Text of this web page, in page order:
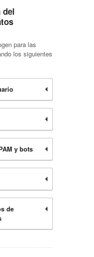
del
para las
los siguientes
y bots
de